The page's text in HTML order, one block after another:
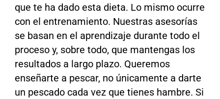
Blog
Contacto
Acceder
que te ha dado esta dieta. Lo mismo ocurre
con el entrenamiento. Nuestras asesorías
se basan en el aprendizaje durante todo el
proceso y, sobre todo, que mantengas los
resultados a largo plazo. Queremos
enseñarte a pescar, no únicamente a darte
un pescado cada vez que tienes hambre. Si